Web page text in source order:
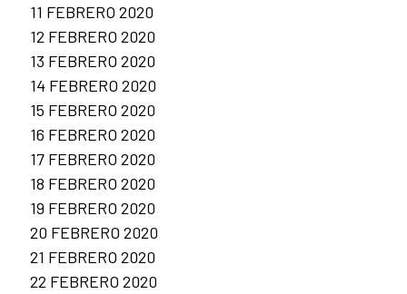
11 FEBRERO 2020
12 FEBRERO 2020
13 FEBRERO 2020
14 FEBRERO 2020
15 FEBRERO 2020
16 FEBRERO 2020
17 FEBRERO 2020
18 FEBRERO 2020
19 FEBRERO 2020
20 FEBRERO 2020
21 FEBRERO 2020
22 FEBRERO 2020